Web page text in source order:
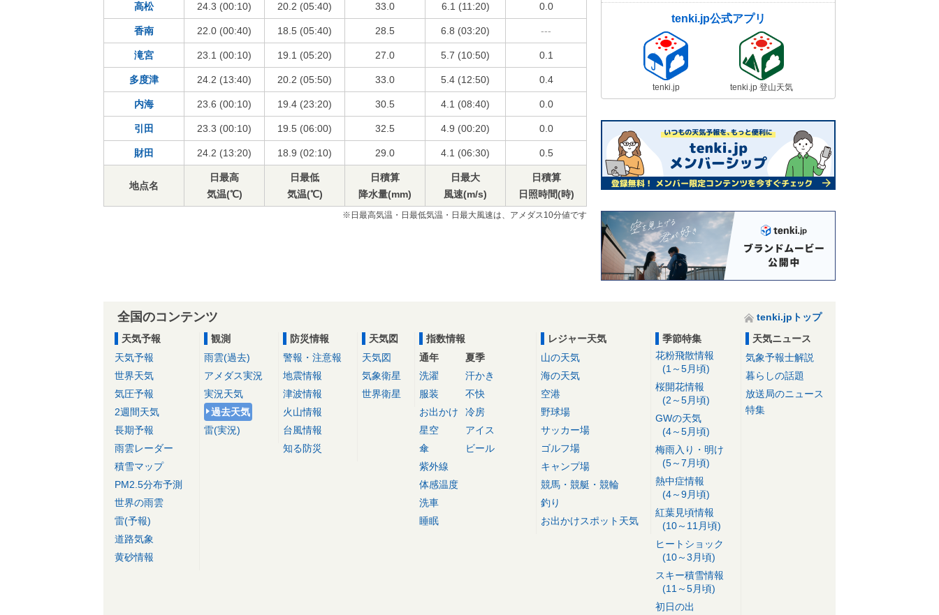
高松 24.3 (00:10) 20.2 (05:40) 33.0 6.1 (11:20) 0.0
香南 22.0 (00:40) 18.5 (05:40) 28.5 6.8 (03:20) ---
滝宮 23.1 (00:10) 19.1 (05:20) 27.0 5.7 (10:50) 0.1
多度津 24.2 (13:40) 20.2 (05:50) 33.0 5.4 (12:50) 0.4
内海 23.6 (00:10) 19.4 (23:20) 30.5 4.1 (08:40) 0.0
引田 23.3 (00:10) 19.5 (06:00) 32.5 4.9 (00:20) 0.0
財田 24.2 (13:20) 18.9 (02:10) 29.0 4.1 (06:30) 0.5
地点名
日最高
気温(℃)
日最低
気温(℃)
日積算
降水量(mm)
日最大
風速(m/s)
日積算
日照時間(時)
※日最高気温・日最低気温・日最大風速は、アメダス10分値です
tenki.jp公式アプリ
tenki.jp tenki.jp 登山天気
全国のコンテンツ
tenki.jpトップ
天気予報
天気予報
世界天気
気圧予報
2週間天気
長期予報
雨雲レーダー
積雪マップ
PM2.5分布予測
世界の雨雲
雷(予報)
道路気象
黄砂情報
観測
雨雲(過去)
アメダス実況
実況天気
過去天気
雷(実況)
防災情報
警報・注意報
地震情報
津波情報
火山情報
台風情報
知る防災
天気図
天気図
気象衛星
世界衛星
指数情報
通年
洗濯
服装
お出かけ
星空
傘
紫外線
体感温度
洗車
睡眠
夏季
汗かき
不快
冷房
アイス
ビール
レジャー天気
山の天気
海の天気
空港
野球場
サッカー場
ゴルフ場
キャンプ場
競馬・競艇・競輪
釣り
お出かけスポット天気
季節特集
花粉飛散情報
(1～5月頃)
桜開花情報
(2～5月頃)
GWの天気
(4～5月頃)
梅雨入り・明け
(5～7月頃)
熱中症情報
(4～9月頃)
紅葉見頃情報
(10～11月頃)
ヒートショック
(10～3月頃)
スキー積雪情報
(11～5月頃)
初日の出
天気ニュース
気象予報士解説
暮らしの話題
放送局のニュース
特集